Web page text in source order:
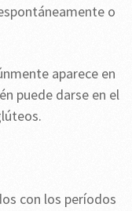
o
aparece en
puede darse en el
con los períodos